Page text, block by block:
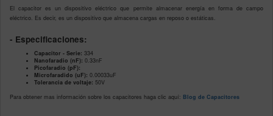
El capacitor es un dispositivo eléctrico que permite almacenar energía en forma de campo
eléctrico. Es decir, es un dispositivo que almacena cargas en reposo o estáticas.
- Especificaciones:
Capacitor - Serie: 334
Nanofaradio (nF): 0.33nF
Picofaradio (pF):
Microfaradido (uF): 0.00033uF
Tolerancia de voltaje: 50V
Para obtener mas información sobre los capacitores haga clic aquí: Blog de Capacitores